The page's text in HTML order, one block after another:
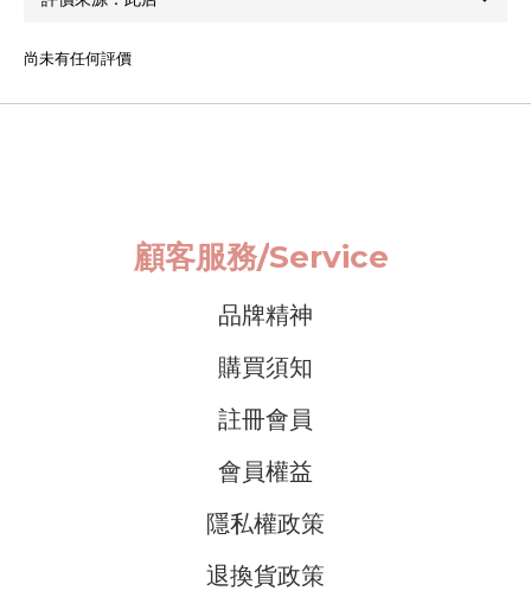
尚未有任何評價
顧客服務/Service
品牌精神
購買須知
註冊會員
會員權益
隱私權政策
退換貨政策